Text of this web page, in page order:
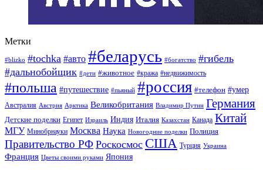
Метки
#blizko #tochka #авто #беларусь #богатство #гибель
#дальнобойщик #дети #животное #кража #недвижимость
#польша #путешествие #пьяный #россия #телефон #умер
Австралия Австрия Арктика Великобритания Владимир Путин Германия
Детские поделки Египет Израиль Индия Италия Казахстан Канада Китай
МГУ Минобрнауки Москва Наука Новогодние поделки Полиция
Правительство РФ Роскосмос США Турция Украина
Франция Цветы своими руками Япония